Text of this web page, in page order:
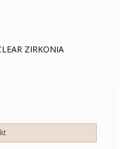
ZIRKONIA